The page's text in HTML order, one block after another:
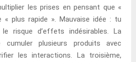
les prises en pensant que «
plus rapide ». Mauvaise idée : tu
risque d’effets indésirables. La
cumuler plusieurs produits avec
les interactions. La troisième,